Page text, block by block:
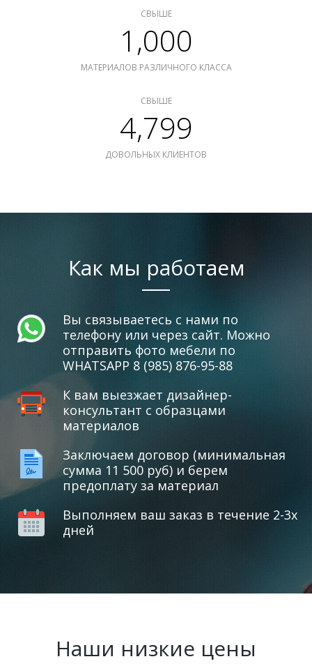
СВЫШЕ
1,000
МАТЕРИАЛОВ РАЗЛИЧНОГО КЛАССА
СВЫШЕ
4,799
ДОВОЛЬНЫХ КЛИЕНТОВ
Как мы работаем
Вы связываетесь с нами по
телефону или через сайт. Можно
отправить фото мебели по
WHATSAPP 8 (985) 876-95-88
К вам выезжает дизайнер-
консультант с образцами
материалов
Заключаем договор (минимальная
сумма 11 500 руб) и берем
предоплату за материал
Выполняем ваш заказ в течение 2-3х
дней
Наши низкие цены